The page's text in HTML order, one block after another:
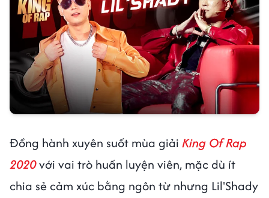
Đồng hành xuyên suốt mùa giải King Of Rap
2020với vai trò huấn luyện viên, mặc dù ít
chia sẻ cảm xúc bằng ngôn từ nhưng Lil'Shady